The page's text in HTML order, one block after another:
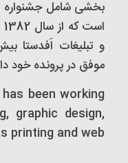
بخشی شامل جشنواره
موفق در پرونده خود
been working
graphic design,
printing and web